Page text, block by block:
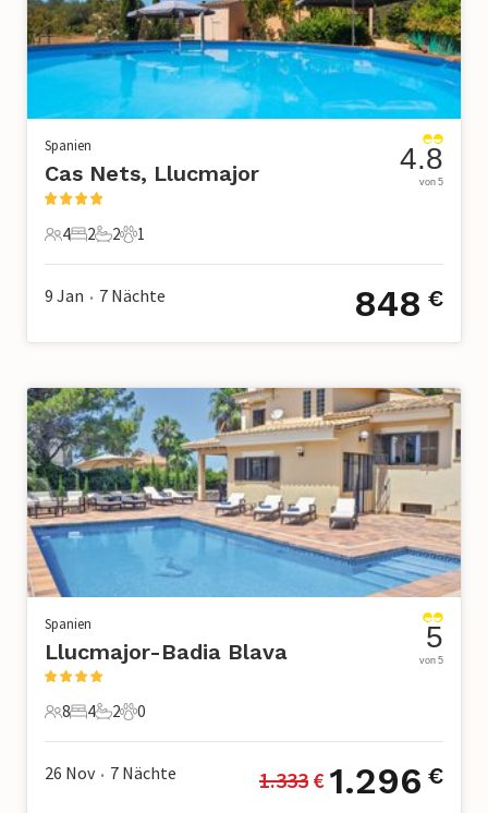
Spanien
Cas Nets, Llucmajor
4 Gäste
4
2 Schlafzimmer
2
2 Badezimmer
2
1 Haustier
1
4.8
von 5
9 Jan • 7 Nächte 848 €
Spanien
Llucmajor-Badia Blava
8 Gäste
8
4 Schlafzimmer
4
2 Badezimmer
2
0 Haustiere
0
5
von 5
26 Nov • 7 Nächte 1.333 € 1.296 €